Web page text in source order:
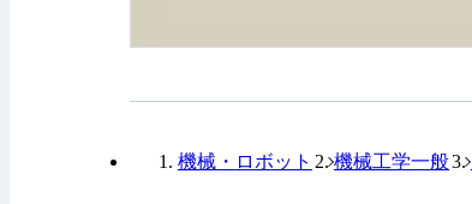
機械・ロボット 機械工学一般